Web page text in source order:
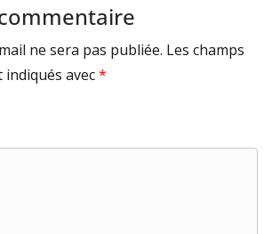
ne sera pas publiée. Les champs
avec*